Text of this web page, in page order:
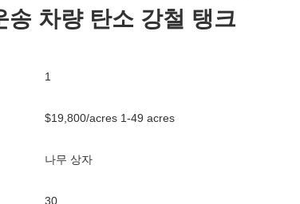
송 차량 탄소 강철 탱크
1
$19,800/acres 1-49 acres
나무 상자
30